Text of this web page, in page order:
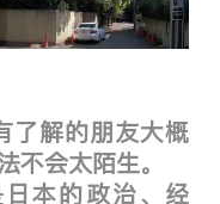
解的朋友大概
不会太陌生。
本的政治、经